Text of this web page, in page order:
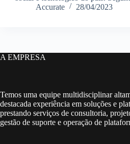
Accurate
28/04/2023
A EMPRESA
Temos uma equipe multidisciplinar
destacada experiência em soluções e
prestando serviços de consultoria,
gestão de suporte e operação de